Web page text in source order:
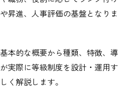
昇進、人事評価の基盤となりま
本的な概要から種類、特徴、導
実際に等級制度を設計・運用す
く解説します。